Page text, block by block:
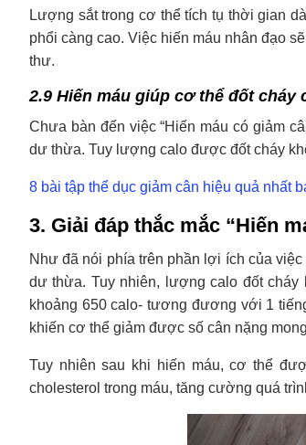
Lượng sắt trong cơ thể tích tụ thời gian
phổi càng cao. Việc hiến máu nhân đạo
thư.
2.9 Hiến máu giúp cơ thể đốt cháy
Chưa bàn đến việc “Hiến máu có giảm
dư thừa. Tuy lượng calo được đốt cháy
8 bài tập thể dục giảm cân hiệu quả nhất
3. Giải đáp thắc mắc “Hiến
Như đã nói phía trên phần lợi ích của
dư thừa. Tuy nhiên, lượng calo đốt
khoảng 650 calo- tương đương với 1
khiến cơ thể giảm được số cân nặng
Tuy nhiên sau khi hiến máu, cơ thể
cholesterol trong máu, tăng cường quá